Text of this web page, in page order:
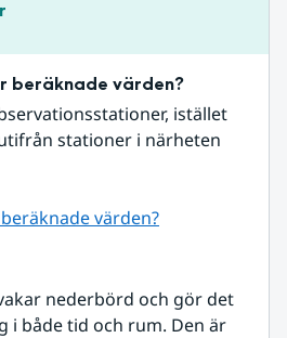
beräknade värden?
istället
stationer i närheten
värden?
nederbörd och gör det
i både tid och rum. Den är